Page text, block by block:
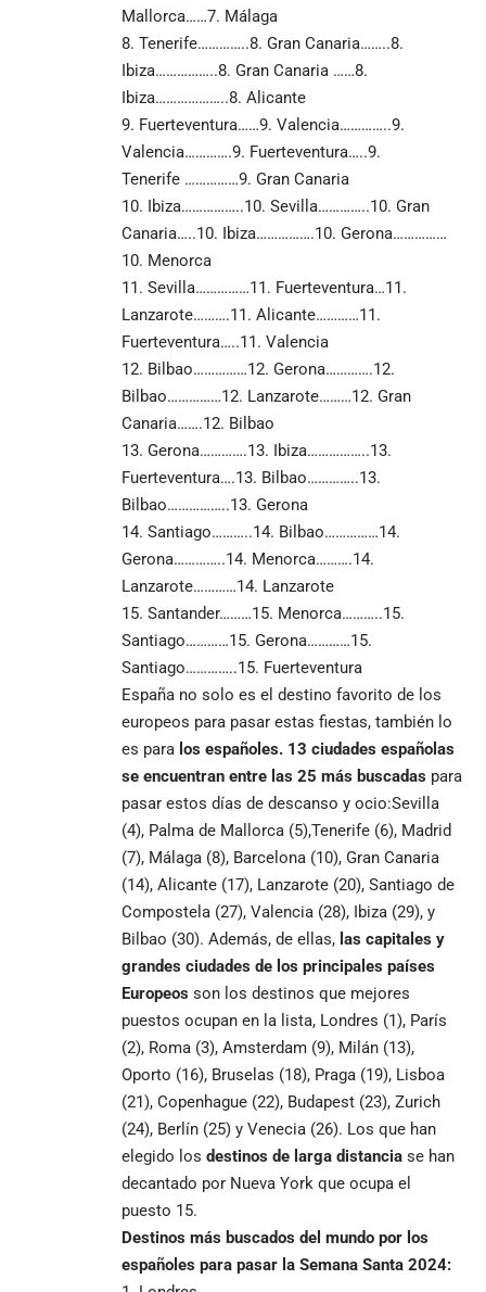
Mallorca……7. Málaga
8. Tenerife…………..8. Gran Canaria……..8.
Ibiza……………..8. Gran Canaria ……8.
Ibiza………………..8. Alicante
9. Fuerteventura……9. Valencia…………..9.
Valencia………….9. Fuerteventura…..9.
Tenerife ……………9. Gran Canaria
10. Ibiza……………..10. Sevilla…………..10. Gran
Canaria…..10. Ibiza…………….10. Gerona……………
10. Menorca
11. Sevilla……………11. Fuerteventura…11.
Lanzarote……….11. Alicante…………11.
Fuerteventura…..11. Valencia
12. Bilbao……………12. Gerona………….12.
Bilbao……………12. Lanzarote………12. Gran
Canaria…….12. Bilbao
13. Gerona………….13. Ibiza……………..13.
Fuerteventura….13. Bilbao…………..13.
Bilbao……………..13. Gerona
14. Santiago………..14. Bilbao……………14.
Gerona…………..14. Menorca……….14.
Lanzarote…………14. Lanzarote
15. Santander………15. Menorca………..15.
Santiago…………15. Gerona…………15.
Santiago…………..15. Fuerteventura
España no solo es el destino favorito de los
europeos para pasar estas fiestas, también lo
es para los españoles. 13 ciudades españolas
se encuentran entre las 25 más buscadas para
pasar estos días de descanso y ocio:Sevilla
(4), Palma de Mallorca (5),Tenerife (6), Madrid
(7), Málaga (8), Barcelona (10), Gran Canaria
(14), Alicante (17), Lanzarote (20), Santiago de
Compostela (27), Valencia (28), Ibiza (29), y
Bilbao (30). Además, de ellas, las capitales y
grandes ciudades de los principales países
Europeos son los destinos que mejores
puestos ocupan en la lista, Londres (1), París
(2), Roma (3), Amsterdam (9), Milán (13),
Oporto (16), Bruselas (18), Praga (19), Lisboa
(21), Copenhague (22), Budapest (23), Zurich
(24), Berlín (25) y Venecia (26). Los que han
elegido los destinos de larga distancia se han
decantado por Nueva York que ocupa el
puesto 15.
Destinos más buscados del mundo por los
españoles para pasar la Semana Santa 2024: